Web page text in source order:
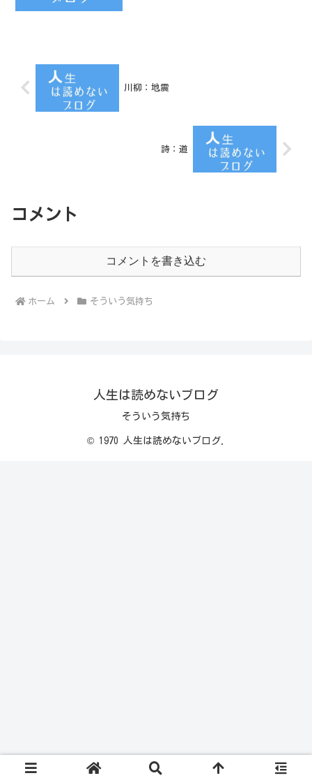
川柳：地震
詩：道
コメント
コメントを書き込む
ホーム そういう気持ち
人生は読めないブログ
そういう気持ち
© 1970 人生は読めないブログ.